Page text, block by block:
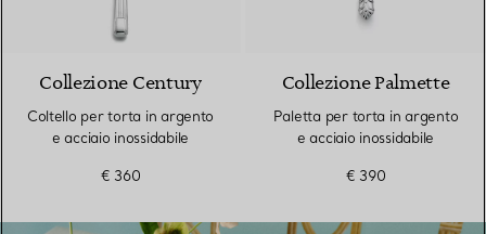
Collezione Century
Coltello per torta in argento
e acciaio inossidabile
€ 360
Collezione Palmette
Paletta per torta in argento
e acciaio inossidabile
€ 390